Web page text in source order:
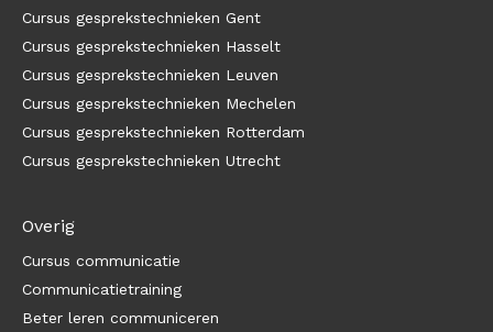
Cursus gesprekstechnieken Gent
Cursus gesprekstechnieken Hasselt
Cursus gesprekstechnieken Leuven
Cursus gesprekstechnieken Mechelen
Cursus gesprekstechnieken Rotterdam
Cursus gesprekstechnieken Utrecht
Overig
Cursus communicatie
Communicatietraining
Beter leren communiceren